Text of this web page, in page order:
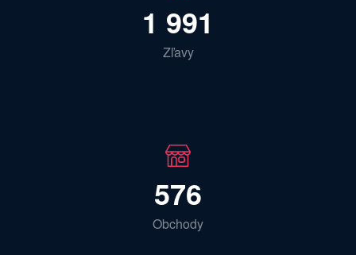
1 991
Zľavy
576
Obchody